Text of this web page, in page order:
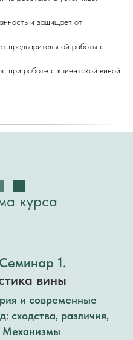
и защищает от
предварительной работы с
при работе с клиентской виной
курса
Семинар 1.
вины
и современные
сходства, различия,
Механизмы